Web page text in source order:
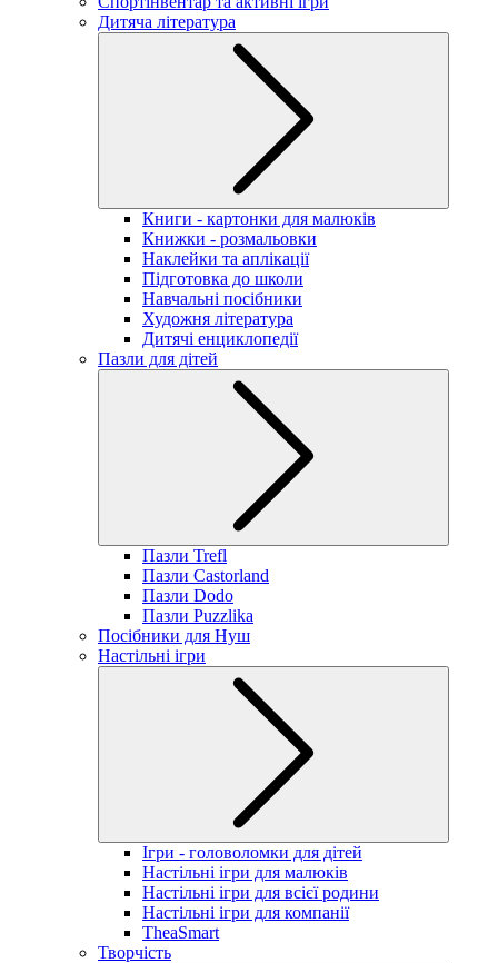
Дитяча література
Книги - картонки для малюків
Книжки - розмальовки
Наклейки та аплікації
Підготовка до школи
Навчальні посібники
Художня література
Дитячі енциклопедії
Пазли для дітей
Пазли Trefl
Пазли Castorland
Пазли Dodo
Пазли Puzzlika
Посібники для Нуш
Настільні ігри
Ігри - головоломки для дітей
Настільні ігри для малюків
Настільні ігри для всієї родини
Настільні ігри для компанії
TheaSmart
Творчість